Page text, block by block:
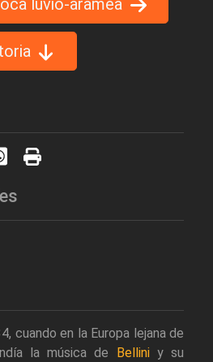
luvio-aramea
cuando en la Europa lejana de
la música de Belliniy su